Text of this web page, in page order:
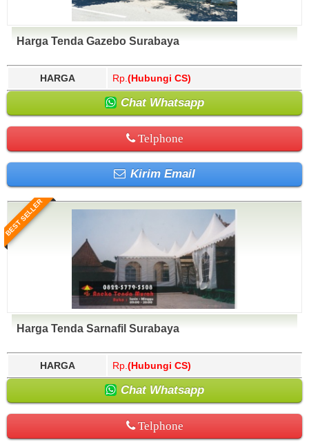
Harga Tenda Gazebo Surabaya
HARGA Rp. (Hubungi CS)
Chat Whatsapp
Telphone
Kirim Email
BEST SELLER
Harga Tenda Sarnafil Surabaya
HARGA Rp. (Hubungi CS)
Chat Whatsapp
Telphone